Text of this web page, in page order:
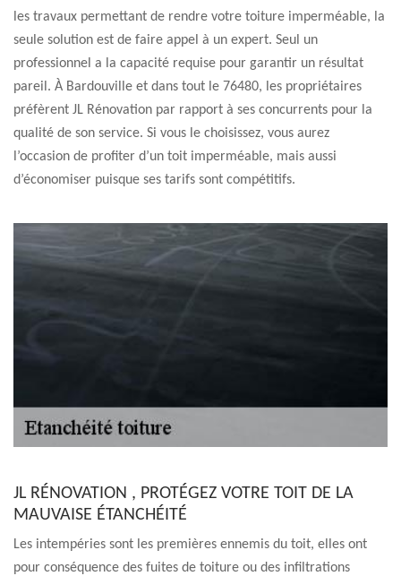
les travaux permettant de rendre votre toiture imperméable, la
seule solution est de faire appel à un expert. Seul un
professionnel a la capacité requise pour garantir un résultat
pareil. À Bardouville et dans tout le 76480, les propriétaires
préfèrent JL Rénovation par rapport à ses concurrents pour la
qualité de son service. Si vous le choisissez, vous aurez
l’occasion de profiter d’un toit imperméable, mais aussi
d’économiser puisque ses tarifs sont compétitifs.
JL RÉNOVATION , PROTÉGEZ VOTRE TOIT DE LA
MAUVAISE ÉTANCHÉITÉ
Les intempéries sont les premières ennemis du toit, elles ont
pour conséquence des fuites de toiture ou des infiltrations